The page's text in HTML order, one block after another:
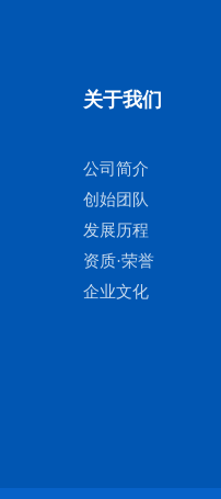
关于我们
公司简介
创始团队
发展历程
资质·荣誉
企业文化